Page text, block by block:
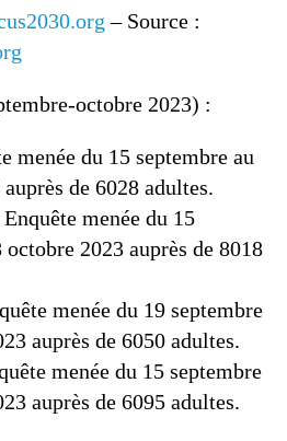
– Source :
octobre 2023) :
menée du 15 septembre au
de 6028 adultes.
Enquête menée du 15
octobre 2023 auprès de 8018
menée du 19 septembre
auprès de 6050 adultes.
menée du 15 septembre
auprès de 6095 adultes.